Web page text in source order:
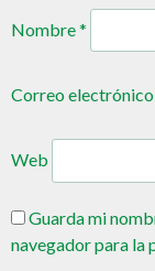
Nombre*
Correo electrónico
Web
Guarda mi
navegador para la